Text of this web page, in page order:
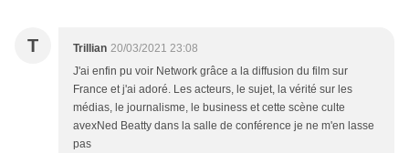
T Trillian 20/03/2021 23:08
J'ai enfin pu voir Network grâce a la diffusion du film sur
France et j'ai adoré. Les acteurs, le sujet, la vérité sur les
médias, le journalisme, le business et cette scène culte
avexNed Beatty dans la salle de conférence je ne m'en lasse
pas